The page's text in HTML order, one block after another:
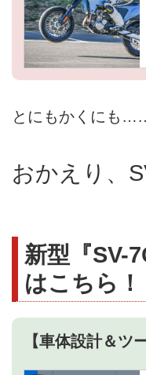
とにもかくにも
おかえり、
新型『SV-
はこちら！
【車体設計＆ツ